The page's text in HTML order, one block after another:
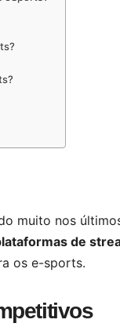
muito nos
de
os e-sports.